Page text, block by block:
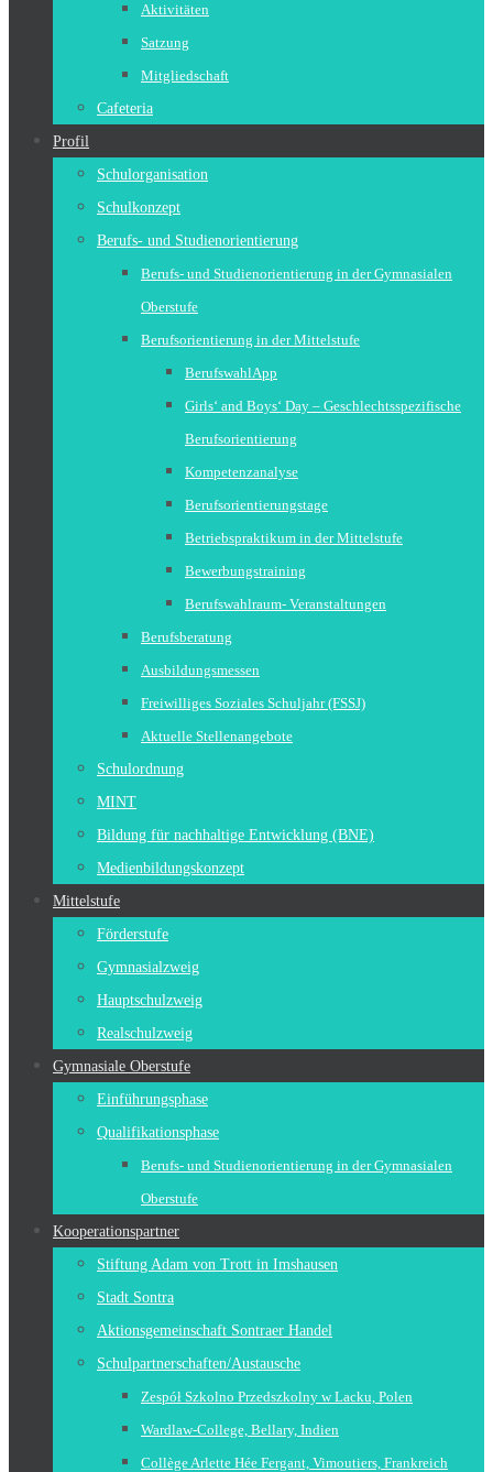
Aktivitäten
Satzung
Mitgliedschaft
Cafeteria
Profil
Schulorganisation
Schulkonzept
Berufs- und Studienorientierung
Berufs- und Studienorientierung in der Gymnasialen
Oberstufe
Berufsorientierung in der Mittelstufe
BerufswahlApp
Girls‘ and Boys‘ Day – Geschlechtsspezifische
Berufsorientierung
Kompetenzanalyse
Berufsorientierungstage
Betriebspraktikum in der Mittelstufe
Bewerbungstraining
Berufswahlraum- Veranstaltungen
Berufsberatung
Ausbildungsmessen
Freiwilliges Soziales Schuljahr (FSSJ)
Aktuelle Stellenangebote
Schulordnung
MINT
Bildung für nachhaltige Entwicklung (BNE)
Medienbildungskonzept
Mittelstufe
Förderstufe
Gymnasialzweig
Hauptschulzweig
Realschulzweig
Gymnasiale Oberstufe
Einführungsphase
Qualifikationsphase
Berufs- und Studienorientierung in der Gymnasialen
Oberstufe
Kooperationspartner
Stiftung Adam von Trott in Imshausen
Stadt Sontra
Aktionsgemeinschaft Sontraer Handel
Schulpartnerschaften/Austausche
Zespół Szkolno Przedszkolny w Lacku, Polen
Wardlaw-College, Bellary, Indien
Collège Arlette Hée Fergant, Vimoutiers, Frankreich